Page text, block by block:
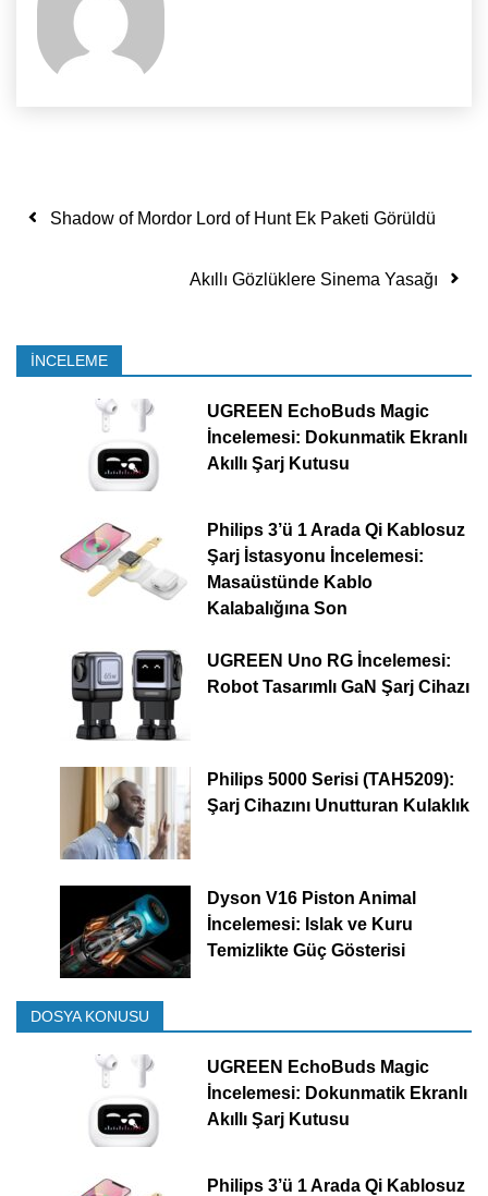
Yazı dolaşımı
Shadow of Mordor Lord of Hunt Ek Paketi Görüldü
Akıllı Gözlüklere Sinema Yasağı
İNCELEME
UGREEN EchoBuds Magic
İncelemesi: Dokunmatik Ekranlı
Akıllı Şarj Kutusu
Philips 3’ü 1 Arada Qi Kablosuz
Şarj İstasyonu İncelemesi:
Masaüstünde Kablo
Kalabalığına Son
UGREEN Uno RG İncelemesi:
Robot Tasarımlı GaN Şarj Cihazı
Philips 5000 Serisi (TAH5209):
Şarj Cihazını Unutturan Kulaklık
Dyson V16 Piston Animal
İncelemesi: Islak ve Kuru
Temizlikte Güç Gösterisi
DOSYA KONUSU
UGREEN EchoBuds Magic
İncelemesi: Dokunmatik Ekranlı
Akıllı Şarj Kutusu
Philips 3’ü 1 Arada Qi Kablosuz